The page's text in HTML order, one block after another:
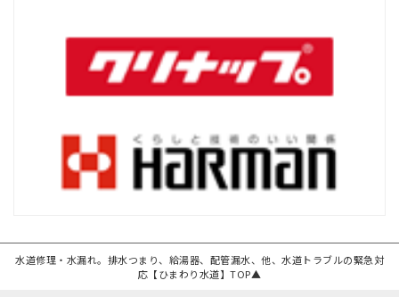
水道修理・水漏れ。排水つまり、給湯器、配管漏水、他、水道トラブルの緊急対
応【ひまわり水道】TOP▲